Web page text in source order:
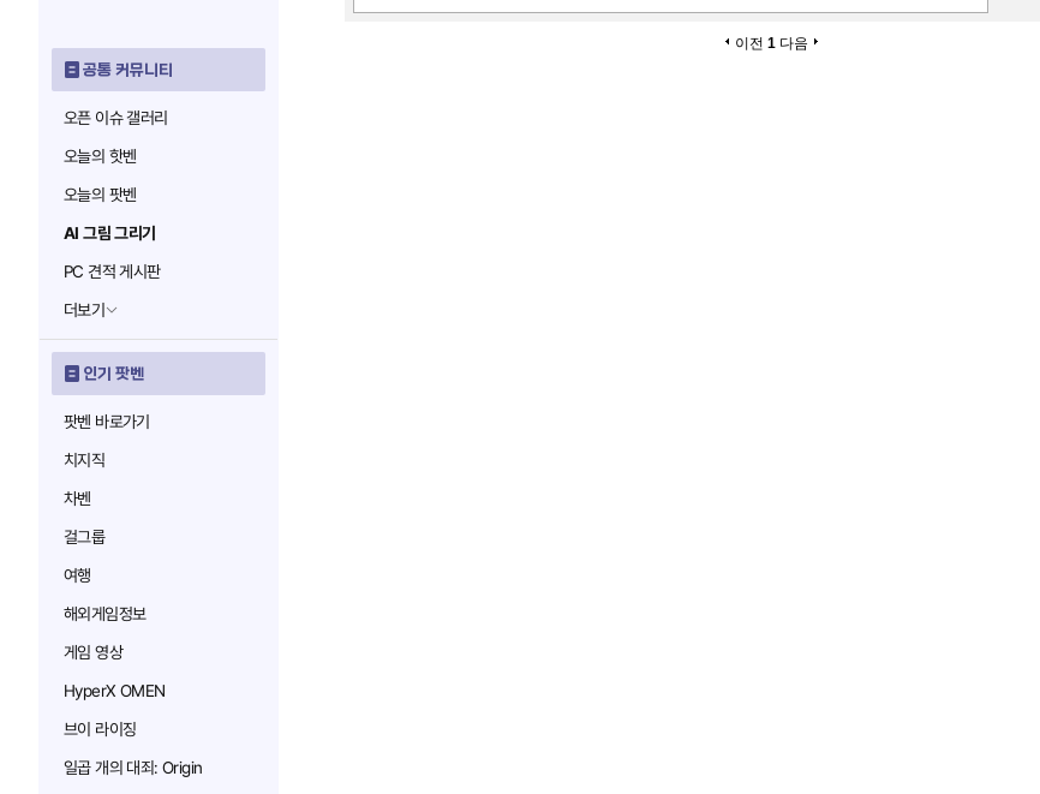
공통 커뮤니티
오픈 이슈 갤러리
오늘의 핫벤
오늘의 팟벤
AI 그림 그리기
PC 견적 게시판
더보기
인기 팟벤
팟벤 바로가기
치지직
차벤
걸그룹
여행
해외게임정보
게임 영상
HyperX OMEN
브이 라이징
일곱 개의 대죄: Origin
이전 1 다음